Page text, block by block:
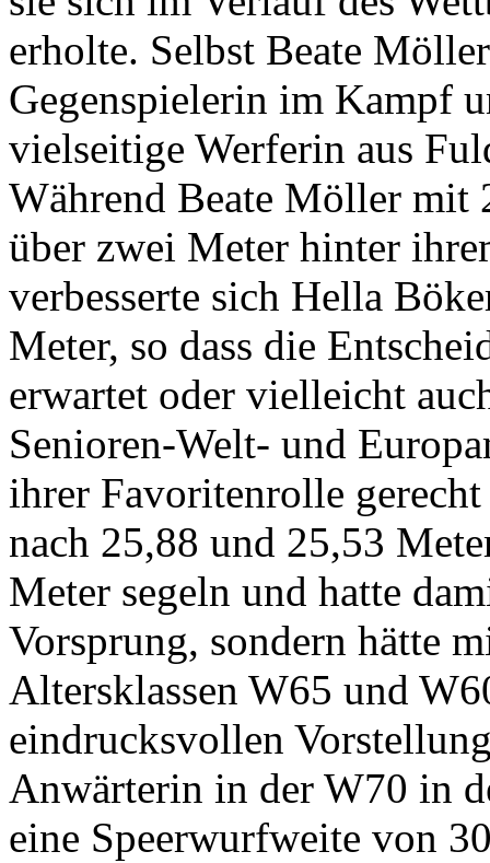
erholte. Selbst Beate
Gegenspielerin im Kampf
vielseitige Werferin aus
Während Beate Möller mit
über zwei Meter hinter
verbesserte sich Hella
Meter, so dass die
erwartet oder vielleicht
Senioren-Welt- und
ihrer Favoritenrolle
nach 25,88 und 25,53
Meter segeln und hatte
Vorsprung, sondern hätte
Altersklassen W65 und
eindrucksvollen
Anwärterin in der W70 in
eine Speerwurfweite von